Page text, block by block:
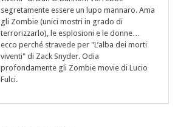
segretamente essere un lupo mannaro. Ama
gli Zombie (unici mostri in grado di
terrorizzarlo), le esplosioni e le donne…
ecco perché stravede per "L’alba dei morti
viventi" di Zack Snyder. Odia
profondamente gli Zombie movie di Lucio
Fulci.